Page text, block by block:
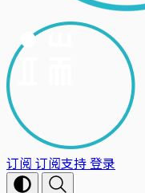
订阅 订阅支持登录